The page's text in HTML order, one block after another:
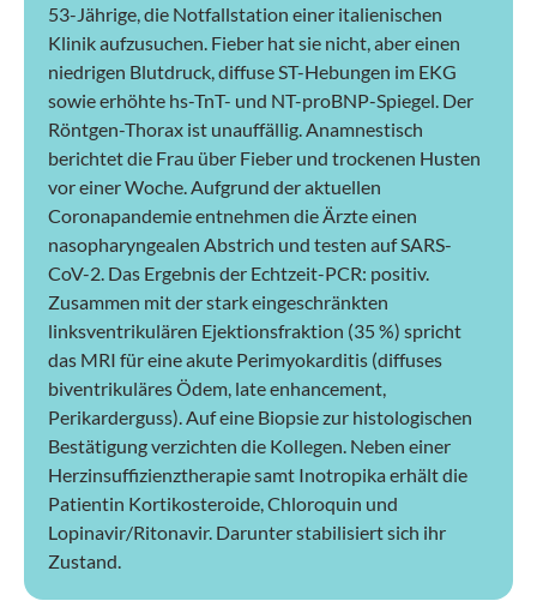
53-Jährige, die Notfallstation einer italienischen
Klinik aufzusuchen. Fieber hat sie nicht, aber einen
niedrigen Blutdruck, diffuse ST-Hebungen im EKG
sowie erhöhte hs-TnT- und NT-­proBNP-­Spiegel. Der
Röntgen-Thorax ist unauffällig. Ana­mnestisch
berichtet die Frau über Fieber und trockenen Husten
vor einer Woche. Aufgrund der aktuellen
Coronapandemie entnehmen die Ärzte einen
nasopharyngealen Abstrich und testen auf SARS-
CoV-2. Das Ergebnis der Echtzeit-PCR: positiv.
Zusammen mit der stark eingeschränkten
linksventrikulären Ejektionsfraktion (35 %) spricht
das MRI für eine akute Perimyokarditis (diffuses
biventrikuläres Ödem, late enhancement,
Perikarderguss). Auf eine Biopsie zur histologischen
Bestätigung verzichten die Kollegen. Neben einer
Herzinsuffizienztherapie samt Inotropika erhält die
Patientin Kortikosteroide, Chloroquin und
Lopinavir/Ritonavir. Darunter stabilisiert sich ihr
Zustand.